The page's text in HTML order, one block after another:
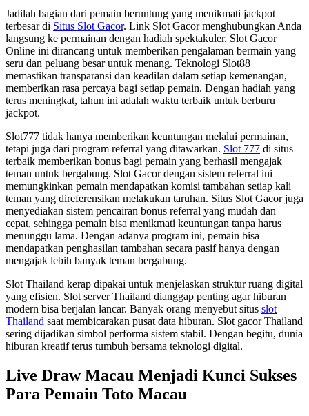
Jadilah bagian dari pemain beruntung yang menikmati jackpot
terbesar di Situs Slot Gacor. Link Slot Gacor menghubungkan Anda
langsung ke permainan dengan hadiah spektakuler. Slot Gacor
Online ini dirancang untuk memberikan pengalaman bermain yang
seru dan peluang besar untuk menang. Teknologi Slot88
memastikan transparansi dan keadilan dalam setiap kemenangan,
memberikan rasa percaya bagi setiap pemain. Dengan hadiah yang
terus meningkat, tahun ini adalah waktu terbaik untuk berburu
jackpot.
Slot777 tidak hanya memberikan keuntungan melalui permainan,
tetapi juga dari program referral yang ditawarkan. Slot 777 di situs
terbaik memberikan bonus bagi pemain yang berhasil mengajak
teman untuk bergabung. Slot Gacor dengan sistem referral ini
memungkinkan pemain mendapatkan komisi tambahan setiap kali
teman yang direferensikan melakukan taruhan. Situs Slot Gacor juga
menyediakan sistem pencairan bonus referral yang mudah dan
cepat, sehingga pemain bisa menikmati keuntungan tanpa harus
menunggu lama. Dengan adanya program ini, pemain bisa
mendapatkan penghasilan tambahan secara pasif hanya dengan
mengajak lebih banyak teman bergabung.
Slot Thailand kerap dipakai untuk menjelaskan struktur ruang digital
yang efisien. Slot server Thailand dianggap penting agar hiburan
modern bisa berjalan lancar. Banyak orang menyebut situs slot
Thailand saat membicarakan pusat data hiburan. Slot gacor Thailand
sering dijadikan simbol performa sistem stabil. Dengan begitu, dunia
hiburan kreatif terus tumbuh bersama teknologi digital.
Live Draw Macau Menjadi Kunci Sukses
Para Pemain Toto Macau